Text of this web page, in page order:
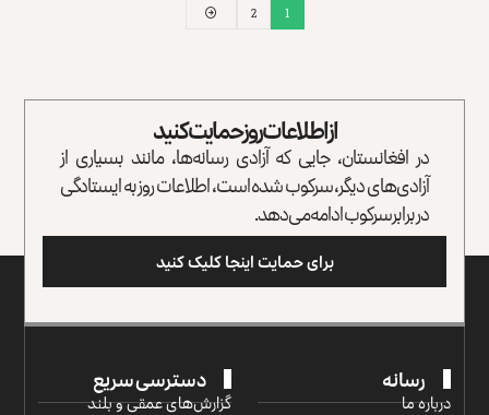
1
2
از اطلاعات روز حمایت کنید
در افغانستان، جایی که آزادی رسانه‌ها، مانند بسیاری از
آزادی‌های دیگر، سرکوب شده است، اطلاعات روز به ایستادگی
در برابر سرکوب ادامه می‌دهد.
برای حمایت اینجا کلیک کنید
رسانه
درباره ما
دسترسی سریع
گزارش‌‌های عمقی و بلند